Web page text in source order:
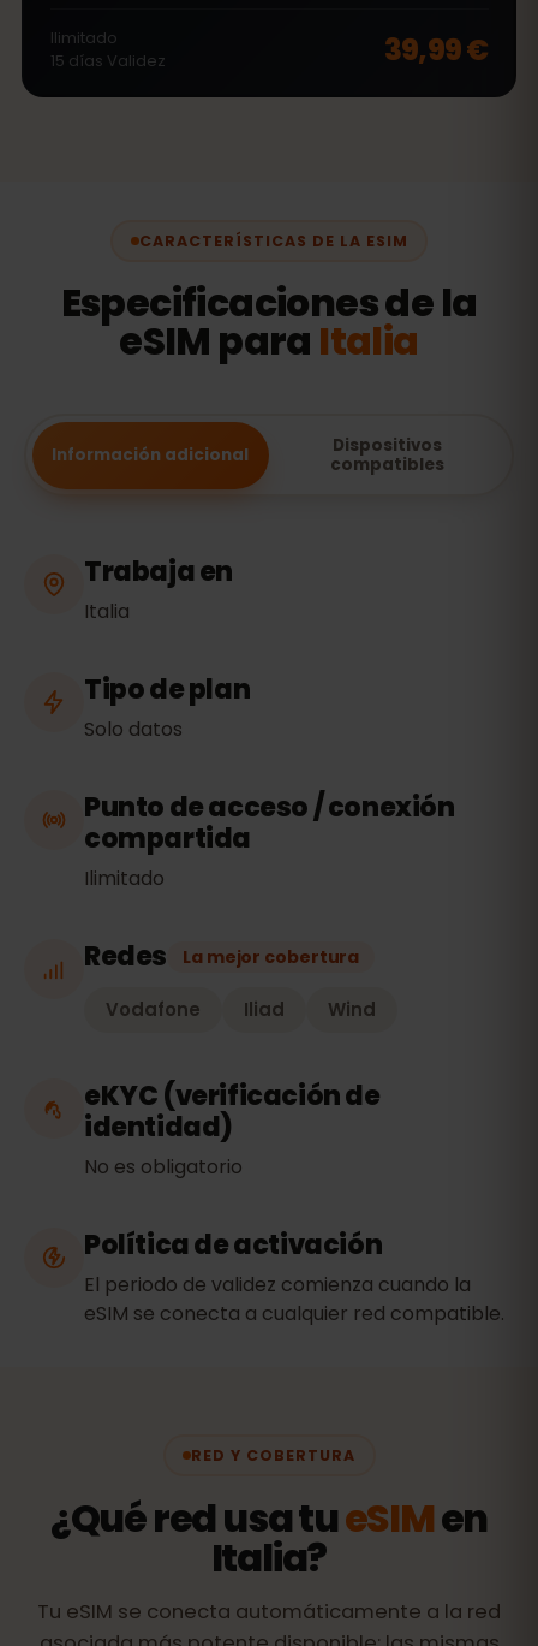
Ilimitado
15 días Validez 39,99 €
CARACTERÍSTICAS DE LA ESIM
Especificaciones de la
eSIM para Italia
Información adicional
Dispositivos
compatibles
Trabaja en
Italia
Tipo de plan
Solo datos
Punto de acceso / conexión
compartida
Ilimitado
Redes La mejor cobertura
Vodafone Iliad Wind
eKYC (verificación de
identidad)
No es obligatorio
Política de activación
El periodo de validez comienza cuando la
eSIM se conecta a cualquier red compatible.
RED Y COBERTURA
¿Qué red usa tueSIMen
Italia?
Tu eSIM se conecta automáticamente a la red